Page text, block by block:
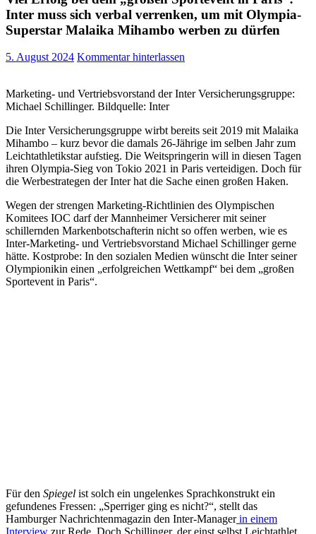
Inter muss sich verbal verrenken, um mit Olympia-
Superstar Malaika Mihambo werben zu dürfen
5. August 2024 Kommentar hinterlassen
Marketing- und Vertriebsvorstand der Inter Versicherungsgruppe:
Michael Schillinger. Bildquelle: Inter
Die Inter Versicherungsgruppe wirbt bereits seit 2019 mit Malaika
Mihambo – kurz bevor die damals 26-Jährige im selben Jahr zum
Leichtathletikstar aufstieg. Die Weitspringerin will in diesen Tagen
ihren Olympia-Sieg von Tokio 2021 in Paris verteidigen. Doch für
die Werbestrategen der Inter hat die Sache einen großen Haken.
Wegen der strengen Marketing-Richtlinien des Olympischen
Komitees IOC darf der Mannheimer Versicherer mit seiner
schillernden Markenbotschafterin nicht so offen werben, wie es
Inter-Marketing- und Vertriebsvorstand Michael Schillinger gerne
hätte. Kostprobe: In den sozialen Medien wünscht die Inter seiner
Olympionikin einen „erfolgreichen Wettkampf“ bei dem „großen
Sportevent in Paris“.
Für den Spiegel ist solch ein ungelenkes Sprachkonstrukt ein
gefundenes Fressen: „Sperriger ging es nicht?“, stellt das
Hamburger Nachrichtenmagazin den Inter-Managerin einem